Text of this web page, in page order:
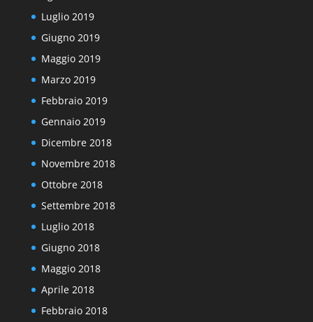
Luglio 2019
Giugno 2019
Maggio 2019
Marzo 2019
Febbraio 2019
Gennaio 2019
Dicembre 2018
Novembre 2018
Ottobre 2018
Settembre 2018
Luglio 2018
Giugno 2018
Maggio 2018
Aprile 2018
Febbraio 2018